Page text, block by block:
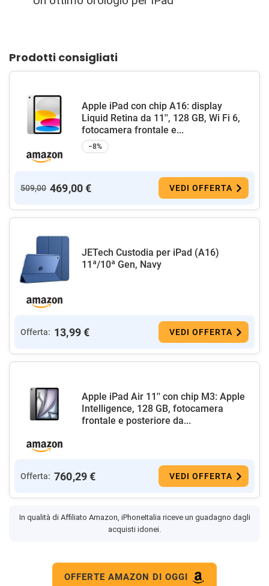
Prodotti consigliati
Apple iPad con chip A16: display
Liquid Retina da 11'', 128 GB, Wi Fi 6,
fotocamera frontale e...
−8%
509,00 469,00 € VEDI OFFERTA
JETech Custodia per iPad (A16)
11ª/10ª Gen, Navy
Offerta: 13,99 € VEDI OFFERTA
Apple iPad Air 11'' con chip M3: Apple
Intelligence, 128 GB, fotocamera
frontale e posteriore da...
Offerta: 760,29 € VEDI OFFERTA
In qualità di Affiliato Amazon, iPhoneItalia riceve un guadagno dagli
acquisti idonei.
OFFERTE AMAZON DI OGGI